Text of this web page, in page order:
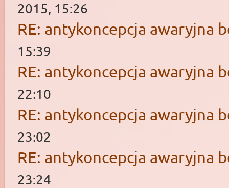
2015, 15:26
RE: antykoncepcja awaryjna
15:39
RE: antykoncepcja awaryjna
22:10
RE: antykoncepcja awaryjna
23:02
RE: antykoncepcja awaryjna
23:24